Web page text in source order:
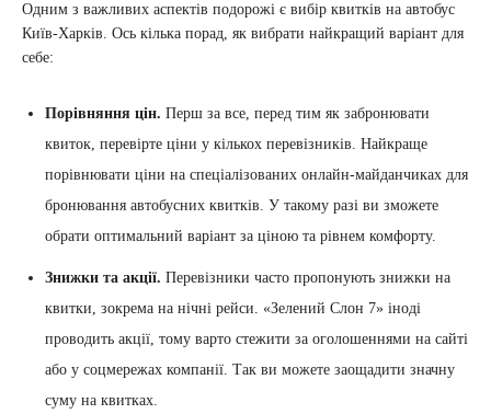
Одним з важливих аспектів подорожі є вибір квитків на автобус
Київ-Харків. Ось кілька порад, як вибрати найкращий варіант для
себе:
Порівняння цін. Перш за все, перед тим як забронювати
квиток, перевірте ціни у кількох перевізників. Найкраще
порівнювати ціни на спеціалізованих онлайн-майданчиках для
бронювання автобусних квитків. У такому разі ви зможете
обрати оптимальний варіант за ціною та рівнем комфорту.
Знижки та акції. Перевізники часто пропонують знижки на
квитки, зокрема на нічні рейси. «Зелений Слон 7» іноді
проводить акції, тому варто стежити за оголошеннями на сайті
або у соцмережах компанії. Так ви можете заощадити значну
суму на квитках.